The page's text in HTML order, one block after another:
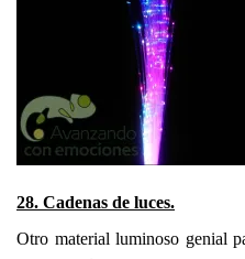
28. Cadenas de luces.
Otro material luminoso genial